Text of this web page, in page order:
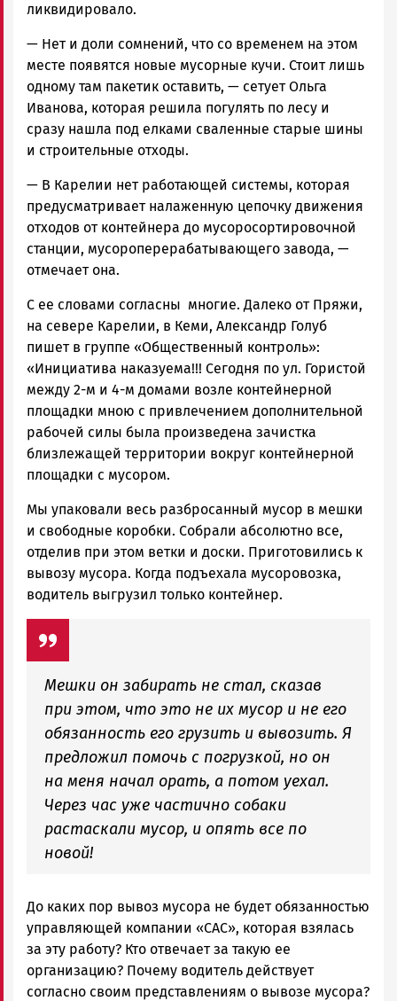
ликвидировало.
— Нет и доли сомнений, что со временем на этом
месте появятся новые мусорные кучи. Стоит лишь
одному там пакетик оставить, — сетует Ольга
Иванова, которая решила погулять по лесу и
сразу нашла под елками сваленные старые шины
и строительные отходы.
— В Карелии нет работающей системы, которая
предусматривает налаженную цепочку движения
отходов от контейнера до мусоросортировочной
станции, мусороперерабатывающего завода, —
отмечает она.
С ее словами согласны многие. Далеко от Пряжи,
на севере Карелии, в Кеми, Александр Голуб
пишет в группе «Общественный контроль»:
«Инициатива наказуема!!! Сегодня по ул. Гористой
между 2-м и 4-м домами возле контейнерной
площадки мною с привлечением дополнительной
рабочей силы была произведена зачистка
близлежащей территории вокруг контейнерной
площадки с мусором.
Мы упаковали весь разбросанный мусор в мешки
и свободные коробки. Собрали абсолютно все,
отделив при этом ветки и доски. Приготовились к
вывозу мусора. Когда подъехала мусоровозка,
водитель выгрузил только контейнер.
Мешки он забирать не стал, сказав
при этом, что это не их мусор и не его
обязанность его грузить и вывозить. Я
предложил помочь с погрузкой, но он
на меня начал орать, а потом уехал.
Через час уже частично собаки
растаскали мусор, и опять все по
новой!
До каких пор вывоз мусора не будет обязанностью
управляющей компании «САС», которая взялась
за эту работу? Кто отвечает за такую ее
организацию? Почему водитель действует
согласно своим представлениям о вывозе мусора?